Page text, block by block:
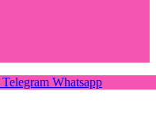
Telegram Whatsapp